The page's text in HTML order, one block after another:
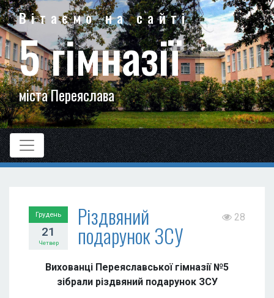
Вітаємо на сайті
5 гімназії
міста Переяслава
Грудень
21
Четвер
Різдвяний
подарунок ЗСУ
28
Вихованці Переяславської гімназії №5
зібрали різдвяний подарунок ЗСУ